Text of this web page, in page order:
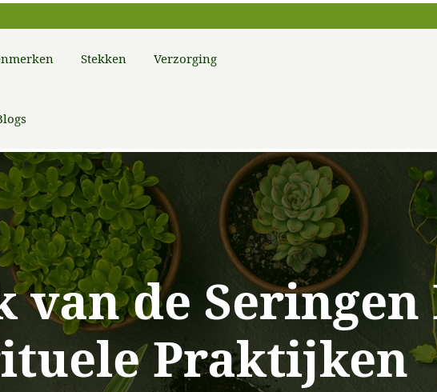
Stekken Verzorging
van de
Praktijken